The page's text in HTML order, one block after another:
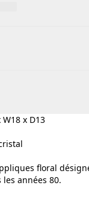
W18 x D13
floral
années 80.